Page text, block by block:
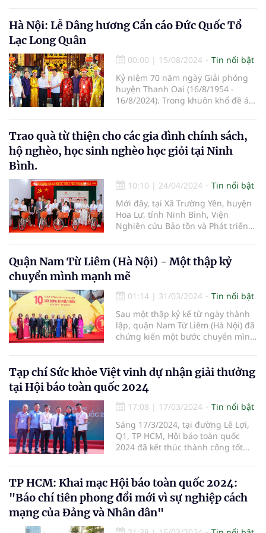
Hà Nội: Lễ Dâng hương Cẩn cáo Đức Quốc Tổ
Lạc Long Quân
00:00 | 15/08/2024
Tin nổi bật
Kỷ niệm 70 năm ngày Giải phóng
huyện Thanh Oai (16/8/1954 -
16/8/2024). Trong khuôn khổ đề án
Giáo hội Phật giáo Việt Nam, Hội
Nam y Việt Nam, và Chương trình
truyền thông Việt đồng hành cùng
động văn hóa cội nguồn đã được
triển khai trong suốt hai năm qua.
Trao quà từ thiện cho các gia đình chính sách,
hộ nghèo, học sinh nghèo học giỏi tại Ninh
Bình.
10:10 | 24/04/2024
Tin nổi bật
Mới đây, tại Xã Trường Yên, huyện
Hoa Lư, tỉnh Ninh Bình, Viện
Nghiên cứu Bảo tồn và Phát triển
dược học cổ truyền (thuộc Hội
Nghiên cứu Khoa học về Đông
Nam Á – Việt Nam) phối hợp với
các cơ quan hữu quan tổ chức
chương trình:“Du Xuân đón lộc
Giáp Thìn 2024”, Dựlễ dâng hương
Đền thờ Vua Đinh Tiên Hoàng và
làm từ thiện tại xã Trường Yên,
Quận Nam Từ Liêm (Hà Nội) - Một thập kỷ
chuyển mình mạnh mẽ
01:14 | 31/03/2024
Tin nổi bật
Sau một thập kỷ kể từ ngày thành
lập, quận Nam Từ Liêm (Hà Nội) đã
chứng kiến một bước chuyển mình
mạo đô thị văn minh và hiện đại.
Tạp chí Sức khỏe Việt vinh dự nhận giải thưởng
tại Hội báo toàn quốc 2024
17:08 | 17/03/2024
Tin nổi bật
Sáng 17/3/2024, tại đường Lê Lợi,
Q1, TP HCM, Hội báo toàn quốc
2024 đã kết thúc thành công tốt
hội để những người trong nghề
được giao lưu, học hỏi; chung sức,
đồng lòng thúc đẩy tinh thần đổi
mới sáng tạo trong hoạt động báo
chí. Tại Hội báo, Chi hội Nhà báo
TP HCM: Khai mạc Hội báo toàn quốc 2024:
"Báo chí tiên phong đổi mới vì sự nghiệp cách
mạng của Đảng và Nhân dân"